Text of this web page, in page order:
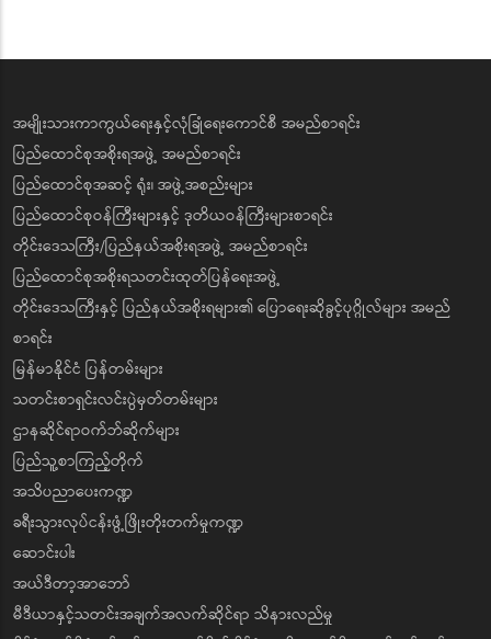
အမျိုးသားကာကွယ်ရေးနှင့်လုံခြုံရေးကောင်စီ အမည်စာရင်း
ပြည်ထောင်စုအစိုးရအဖွဲ့ အမည်စာရင်း
ပြည်ထောင်စုအဆင့် ရုံး၊ အဖွဲ့အစည်းများ
ပြည်ထောင်စုဝန်ကြီးများနှင့် ဒုတိယဝန်ကြီးများစာရင်း
တိုင်းဒေသကြီး/ပြည်နယ်အစိုးရအဖွဲ့ အမည်စာရင်း
ပြည်ထောင်စုအစိုးရသတင်းထုတ်ပြန်ရေးအဖွဲ့
တိုင်းဒေသကြီးနှင့် ပြည်နယ်အစိုးရများ၏ ပြောရေးဆိုခွင့်ပုဂ္ဂိုလ်များ အမည်
စာရင်း
မြန်မာနိုင်ငံ ပြန်တမ်းများ
သတင်းစာရှင်းလင်းပွဲမှတ်တမ်းများ
ဌာနဆိုင်ရာဝက်ဘ်ဆိုက်များ
ပြည်သူ့စာကြည့်တိုက်
အသိပညာပေးကဏ္ဍ
ခရီးသွားလုပ်ငန်းဖွံ့ဖြိုးတိုးတက်မှုကဏ္ဍ
ဆောင်းပါး
အယ်ဒီတာ့အာဘော်
မီဒီယာနှင့်သတင်းအချက်အလက်ဆိုင်ရာ သိနားလည်မှု